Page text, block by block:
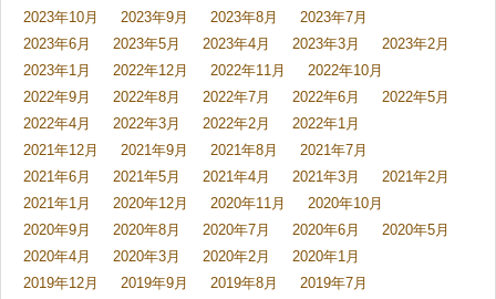
2023年10月
2023年9月 2023年8月
2023年7月
2023年6月
2023年5月 2023年4月 2023年3月
2023年2月
2023年1月
2022年12月 2022年11月
2022年10月
2022年9月
2022年8月 2022年7月 2022年6月
2022年5月
2022年4月
2022年3月 2022年2月
2022年1月
2021年12月
2021年9月 2021年8月
2021年7月
2021年6月
2021年5月 2021年4月 2021年3月
2021年2月
2021年1月
2020年12月 2020年11月
2020年10月
2020年9月
2020年8月 2020年7月 2020年6月
2020年5月
2020年4月
2020年3月 2020年2月
2020年1月
2019年12月
2019年9月 2019年8月
2019年7月